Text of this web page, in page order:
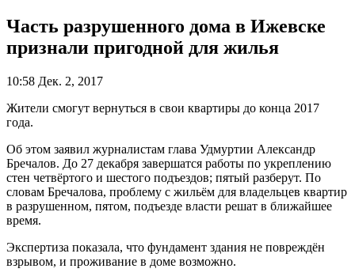
Часть разрушенного дома в Ижевске
признали пригодной для жилья
10:58 Дек. 2, 2017
Жители смогут вернуться в свои квартиры до конца 2017
года.
Об этом заявил журналистам глава Удмуртии Александр
Бречалов. До 27 декабря завершатся работы по укреплению
стен четвёртого и шестого подъездов; пятый разберут. По
словам Бречалова, проблему с жильём для владельцев квартир
в разрушенном, пятом, подъезде власти решат в ближайшее
время.
Экспертиза показала, что фундамент здания не повреждён
взрывом, и проживание в доме возможно.